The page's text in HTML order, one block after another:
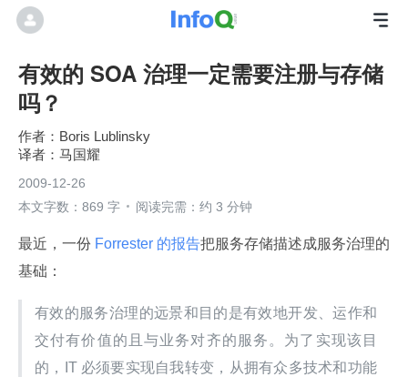
有效的 SOA 治理一定需要注册与存储
吗？
Boris Lublinsky
马国耀
2009-12-26
本文字数：869 字
阅读完需：约 3 分钟
最近，一份 Forrester 的报告把服务存储描述成服务治理的
基础：
有效的服务治理的远景和目的是有效地开发、运作和
交付有价值的且与业务对齐的服务。为了实现该目
的，IT 必须要实现自我转变，从拥有众多技术和功能